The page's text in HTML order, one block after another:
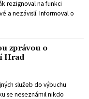
rezignoval na funkci
a nezávislí. Informoval o
zprávou o
Hrad
služeb do výbuchu
se neseznámil nikdo